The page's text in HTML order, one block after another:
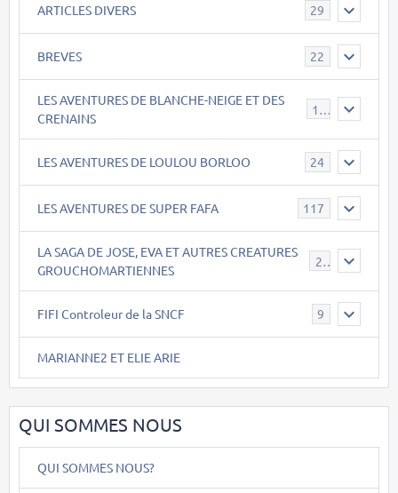
ARTICLES DIVERS 29
BREVES 22
LES AVENTURES DE BLANCHE-NEIGE ET DES
CRENAINS
17
LES AVENTURES DE LOULOU BORLOO 24
LES AVENTURES DE SUPER FAFA 117
LA SAGA DE JOSE, EVA ET AUTRES CREATURES
GROUCHOMARTIENNES
26
FIFI Controleur de la SNCF 9
MARIANNE2 ET ELIE ARIE
QUI SOMMES NOUS
QUI SOMMES NOUS?